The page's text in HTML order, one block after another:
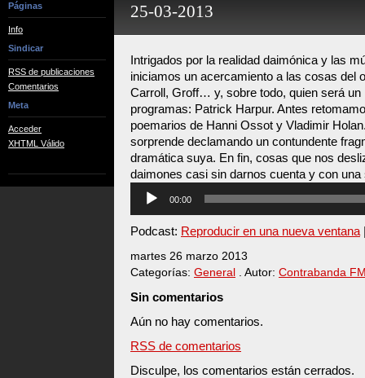
Páginas
Info
Sindicar
RSS de publicaciones
Comentarios
Meta
Acceder
XHTML Válido
25-03-2013
Intrigados por la realidad daimónica y las
iniciamos un acercamiento a las cosas del
Carroll, Groff… y, sobre todo, quien será un
programas: Patrick Harpur. Antes
poemarios de Hanni Ossot y Vladimir
sorprende declamando un contundente
dramática suya. En fin, cosas que nos
daimones casi sin darnos cuenta y con una
Reproductor
audio
00:00
Podcast: Reproducir en una nueva ventana
martes 26 marzo 2013
Categorías: General . Autor: Contrabanda
Sin comentarios
Aún no hay comentarios.
RSS de comentarios
Disculpe, los comentarios están cerrados.